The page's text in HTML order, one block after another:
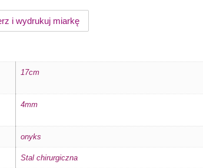
i wydrukuj miarkę
17cm
4mm
onyks
Stal chirurgiczna